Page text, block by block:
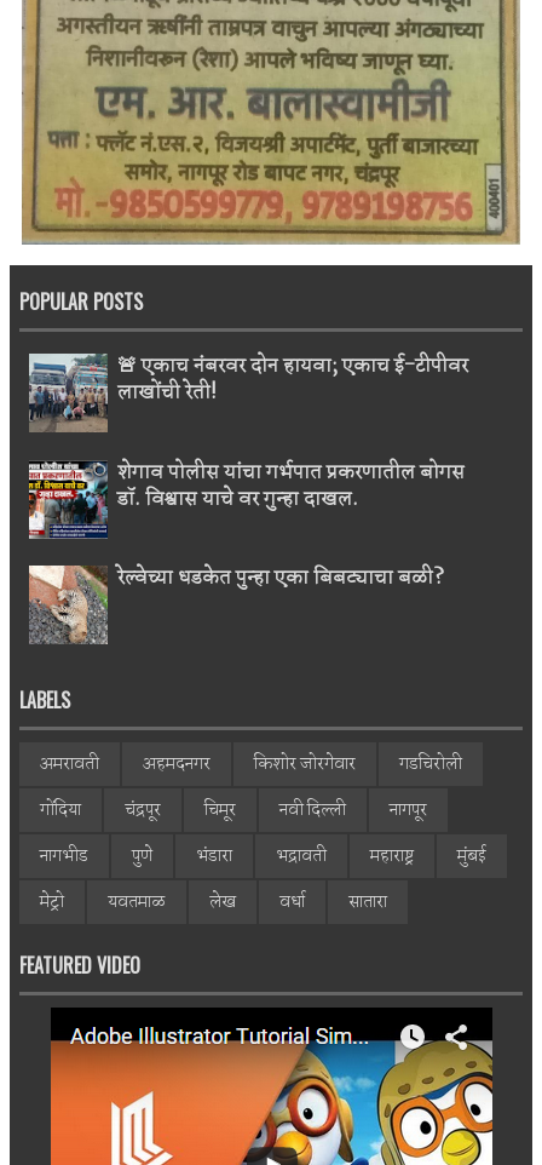
POPULAR POSTS
🚨 एकाच नंबरवर दोन हायवा; एकाच ई-टीपीवर
लाखोंची रेती!
शेगाव पोलीस यांचा गर्भपात प्रकरणातील बोगस
डॉ. विश्वास याचे वर गुन्हा दाखल.
रेल्वेच्या धडकेत पुन्हा एका बिबट्याचा बळी?
LABELS
अमरावती अहमदनगर किशोर जोरगेवार
गडचिरोली
गोंदिया
चंद्रपूर चिमूर नवी दिल्ली
नागपूर
नागभीड
पुणे भंडारा भद्रावती महाराष्ट्र
मुंबई
मेट्रो
यवतमाळ लेख वर्धा सातारा
FEATURED VIDEO